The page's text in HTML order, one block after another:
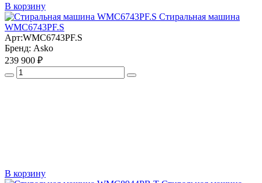
В корзину
Стиральная машина
WMC6743PF.S
Арт:WMC6743PF.S
Бренд: Asko
239 900 ₽
В корзину